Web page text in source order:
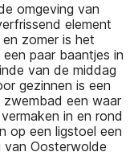
omgeving van
element
zomer is het
paar baantjes in
van de middag
gezinnen is een
zwembad een waar
in en rond
op een ligstoel een
van Oosterwolde